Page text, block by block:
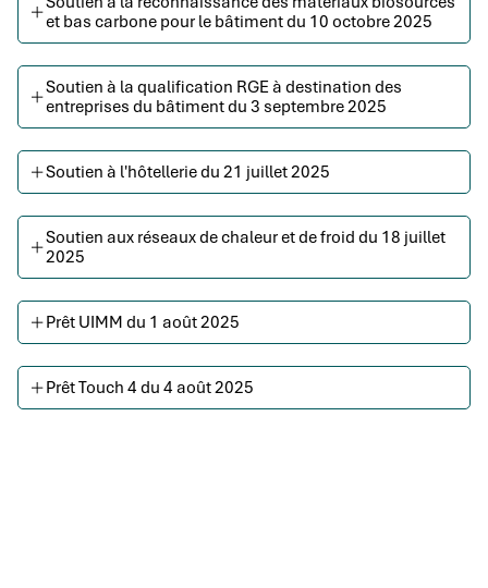
et bas carbone pour le bâtiment du 10 octobre 2025
Soutien à la qualification RGE à destination des
entreprises du bâtiment du 3 septembre 2025
Soutien à l'hôtellerie du 21 juillet 2025
Soutien aux réseaux de chaleur et de froid du 18 juillet
2025
Prêt UIMM du 1 août 2025
Prêt Touch 4 du 4 août 2025